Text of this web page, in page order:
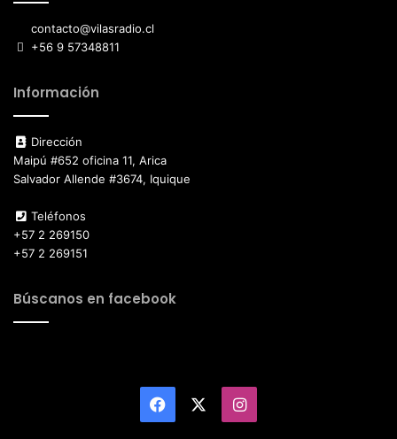
contacto@vilasradio.cl
+56 9 57348811
Información
Dirección
Maipú #652 oficina 11, Arica
Salvador Allende #3674, Iquique
Teléfonos
+57 2 269150
+57 2 269151
Búscanos en facebook
Facebook Instagram